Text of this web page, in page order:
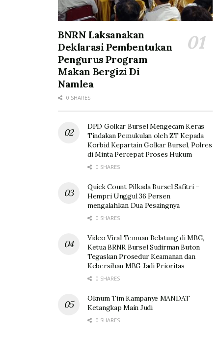
BNRN Laksanakan
Deklarasi Pembentukan
Pengurus Program
Makan Bergizi Di
Namlea
0 SHARES
DPD Golkar Bursel Mengecam Keras
Tindakan Pemukulan oleh ZT Kepada
Korbid Kepartain Golkar Bursel, Polres
di Minta Percepat Proses Hukum
0 SHARES
Quick Count Pilkada Bursel Safitri –
Hempri Unggul 36 Persen
mengalahkan Dua Pesaingnya
0 SHARES
Video Viral Temuan Belatung di MBG,
Ketua BRNR Bursel Sudirman Buton
Tegaskan Prosedur Keamanan dan
Kebersihan MBG Jadi Prioritas
0 SHARES
Oknum Tim Kampanye MANDAT
Ketangkap Main Judi
0 SHARES